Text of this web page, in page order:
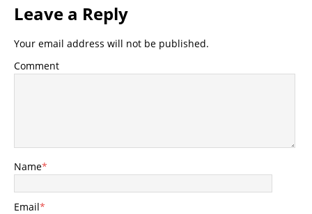
Leave a Reply
Your email address will not be published.
Comment
Name*
Email*